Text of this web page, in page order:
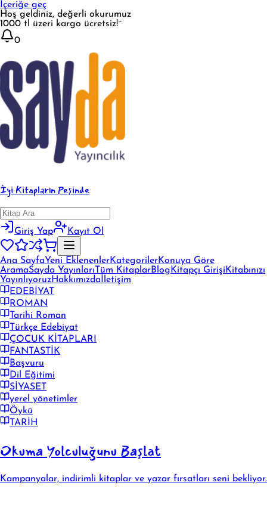
İçeriğe geç
Hoş geldiniz, değerli okurumuz
1000 tl üzeri kargo ücretsiz!¨
0
İyi Kitapların Peşinde
Giriş Yap Kayıt Ol
Ana SayfaYeni EklenenlerKategorilerKonuya Göre
AramaSayda Yayınları Tüm KitaplarBlog Kitapçı Girişi Kitabınızı
YayınlıyoruzHakkımızda İletişim
EDEBİYAT
ROMAN
Tarihi Roman
Türkçe Edebiyat
ÇOCUK KİTAPLARI
FANTASTİK
Başvuru
Dil Eğitimi
SİYASET
yerel yönetimler
Öykü
TARİH
Okuma Yolculuğunu Başlat
Kampanyalar, indirimli kitaplar ve yazar fırsatları seni bekliyor.